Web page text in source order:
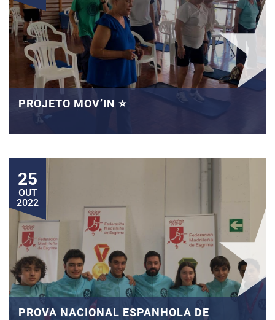
PROJETO MOV’IN ⭐
25
OUT
2022
PROVA NACIONAL ESPANHOLA DE